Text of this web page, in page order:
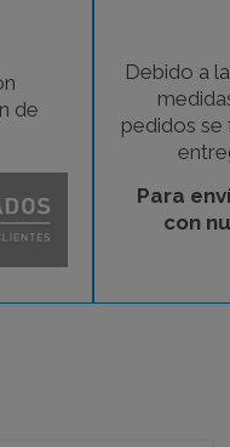
de
Debido a
pedidos se
Para
con